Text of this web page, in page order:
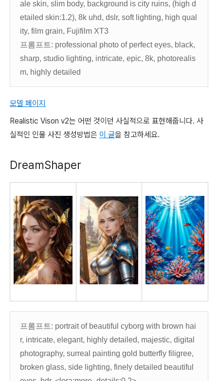
ale skin, slim body, background is city ruins, (high d
etailed skin:1.2), 8k uhd, dslr, soft lighting, high qual
ity, film grain, Fujifilm XT3
프롬프트: professional photo of perfect eyes, black,
sharp, studio lighting, intricate, epic, 8k, photorealis
m, highly detailed
모델 페이지
Realistic Vison v2는 어떤 것이던 사실적으로 표현해줍니다. 사
실적인 인물 사진 생성방법은 이 글을 참고하세요.
DreamShaper
프롬프트: portrait of beautiful cyborg with brown hai
r, intricate, elegant, highly detailed, majestic, digital
photography, surreal painting gold butterfly filigree,
broken glass, side lighting, finely detailed beautiful